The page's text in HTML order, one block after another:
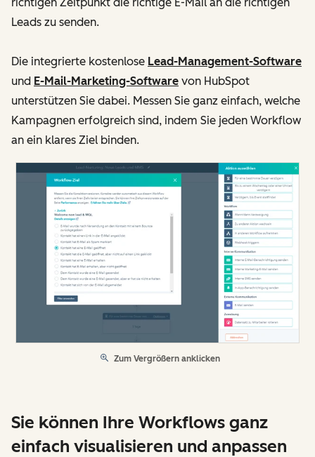
richtigen Zeitpunkt die richtige E-Mail an die richtigen
Leads zu senden.
Die integrierte kostenlose Lead-Management-Software
und E-Mail-Marketing-Software von HubSpot
unterstützen Sie dabei. Messen Sie ganz einfach, welche
Kampagnen erfolgreich sind, indem Sie jeden Workflow
an ein klares Ziel binden.
Zum Vergrößern anklicken
Sie können Ihre Workflows ganz
einfach visualisieren und anpassen